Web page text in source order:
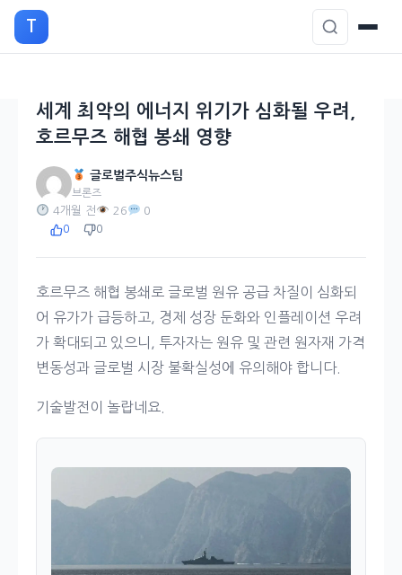
으
T
세계 최악의 에너지 위기가 심화될 우려,
호르무즈 해협 봉쇄 영향
글로벌주식뉴스팀
브론즈
4개월 전 26 0
0 0
호르무즈 해협 봉쇄로 글로벌 원유 공급 차질이 심화되
어 유가가 급등하고, 경제 성장 둔화와 인플레이션 우려
가 확대되고 있으니, 투자자는 원유 및 관련 원자재 가격
변동성과 글로벌 시장 불확실성에 유의해야 합니다.
기술발전이 놀랍네요.